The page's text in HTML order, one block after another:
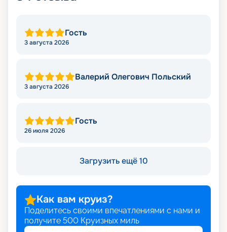
Гость
3 августа 2026
Валерий Олегович Польский
3 августа 2026
Гость
26 июля 2026
Загрузить ещё 10
Как вам круиз?
Поделитесь своими впечатлениями с нами и
получите 500 Круизных миль